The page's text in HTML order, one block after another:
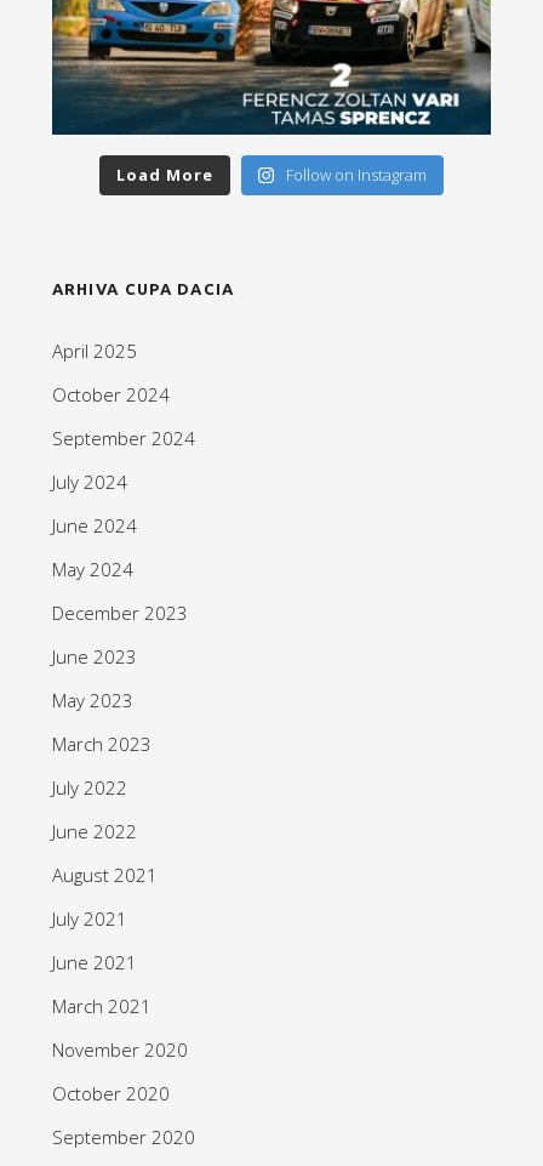
Load More Follow on Instagram
ARHIVA CUPA DACIA
April 2025
October 2024
September 2024
July 2024
June 2024
May 2024
December 2023
June 2023
May 2023
March 2023
July 2022
June 2022
August 2021
July 2021
June 2021
March 2021
November 2020
October 2020
September 2020